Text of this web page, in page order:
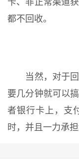
卡、非正常渠道
都不回收。
当然，对于回
要几分钟就可以
者银行卡上，支
时，并且一力承担